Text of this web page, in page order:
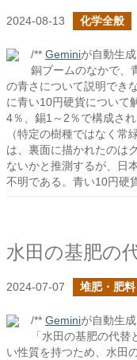
2024-08-13 化学全般
/** Geminiが自動生
銅ブームのなかで、
の青さについて説明でき
に青い10円硬貨について
4％、錫1～2％で構成さ
（特定の樹種ではなく
は、裏面に描かれたのは
ないかと推測するが、日
不明である。青い10円硬
水田の基肥の
2024-07-07 堆肥・肥料
/** Geminiが自動生
「水田の基肥の代
い性質を持つため、水田